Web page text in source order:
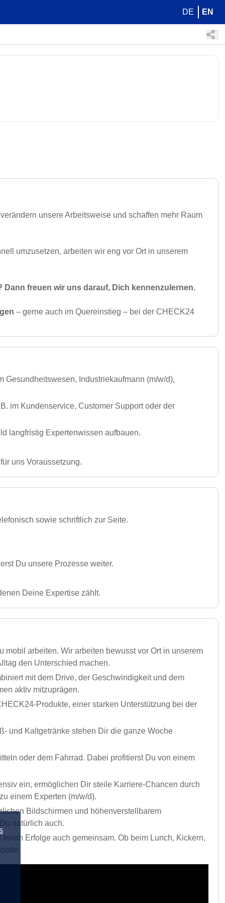
DE EN
unsere Arbeitsweise und schaffen mehr Raum
umzusetzen, arbeiten wir eng vor Ort in unserem
freuen wir uns darauf, Dich kennenzulernen.
– gerne auch im Quereinstieg – bei der CHECK24
Gesundheitswesen, Industriekaufmann (m/w/d),
im Kundenservice, Customer Support oder der
langfristig Expertenwissen aufbauen.
uns Voraussetzung.
sowie schriftlich zur Seite.
Du unsere Prozesse weiter.
Deine Expertise zählt.
arbeiten. Wir arbeiten bewusst vor Ort in unserem
den Unterschied machen.
mit dem Drive, der Geschwindigkeit und dem
aktiv mitzuprägen.
Produkte, einer starken Unterstützung bei der
und Kaltgetränke stehen Dir die ganze Woche
oder dem Fahrrad. Dabei profitierst Du von einem
ein, ermöglichen Dir steile Karriere-Chancen durch
einem Experten (m/w/d).
Bildschirmen und höhenverstellbarem
natürlich auch.
Erfolge auch gemeinsam. Ob beim Lunch, Kickern,